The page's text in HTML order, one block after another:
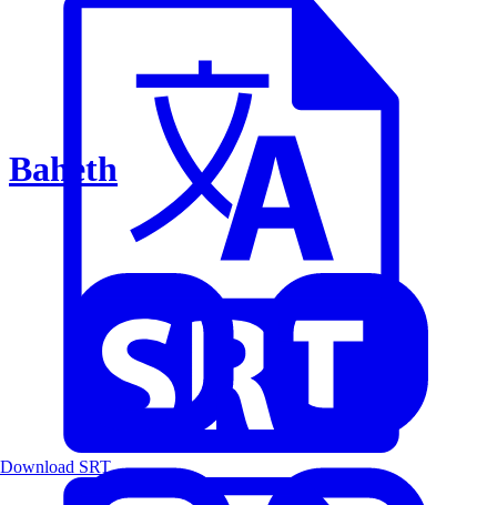
Baheth
Download SRT